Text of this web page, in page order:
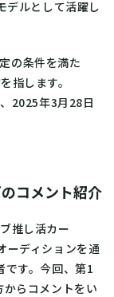
デルとして活躍し
の条件を満た
指します。
2025年3月28日
コメント紹介
推し活カー
ーディションを通
です。今回、第1
らコメントをい